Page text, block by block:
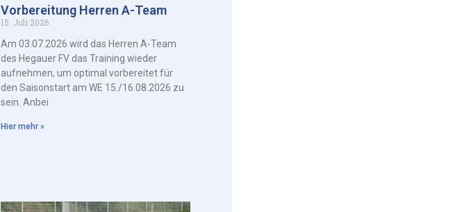
Vorbereitung Herren A-Team
15. Juli 2026
Am 03.07.2026 wird das Herren A-Team
des Hegauer FV das Training wieder
aufnehmen, um optimal vorbereitet für
den Saisonstart am WE 15./16.08.2026 zu
sein. Anbei
Hier mehr »